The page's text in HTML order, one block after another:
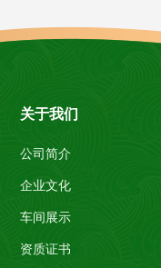
关于我们
公司简介
企业文化
车间展示
资质证书